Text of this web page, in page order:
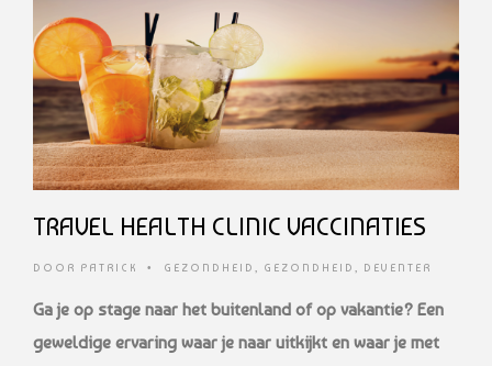
TRAVEL HEALTH CLINIC VACCINATIES
DOOR PATRICK • GEZONDHEID , GEZONDHEID , DEVENTER
Ga je op stage naar het buitenland of op vakantie? Een
geweldige ervaring waar je naar uitkijkt en waar je met